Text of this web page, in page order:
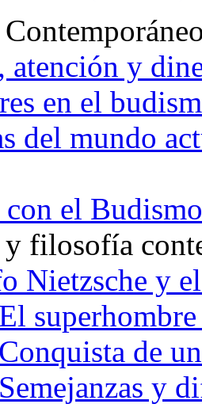
atención y
en el
del mundo
con el
filosofía
Nietzsche y
de
y